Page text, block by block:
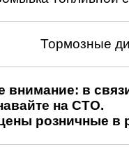
Тормозные
в
на СТО.
розничные в